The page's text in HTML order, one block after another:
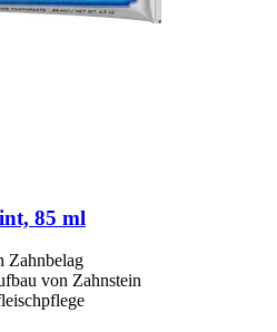
85 ml
Zahnbelag
von Zahnstein